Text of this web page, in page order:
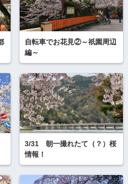
自転車でお花見②～祇園周辺
編～
3/31 朝一撮れたて（？）桜
情報！